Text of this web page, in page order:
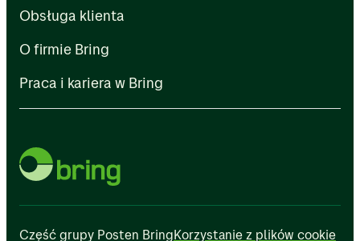
Obsługa klienta
O firmie Bring
Praca i kariera w Bring
Część grupy Posten BringKorzystanie z plików cookie